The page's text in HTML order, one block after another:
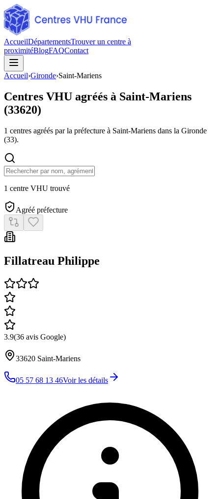
AccueilDépartementsTrouver un centre à
proximitéBlogFAQContact
Accueil›Gironde›Saint-Mariens
Centres VHU agréés à Saint-Mariens
(33620)
1 centres agréés par la préfecture à Saint-Mariens dans la Gironde
(33).
1 centre VHU trouvé
Agréé préfecture
Fillatreau Philippe
3.9(36 avis Google)
33620 Saint-Mariens
05 57 68 13 46Voir les détails